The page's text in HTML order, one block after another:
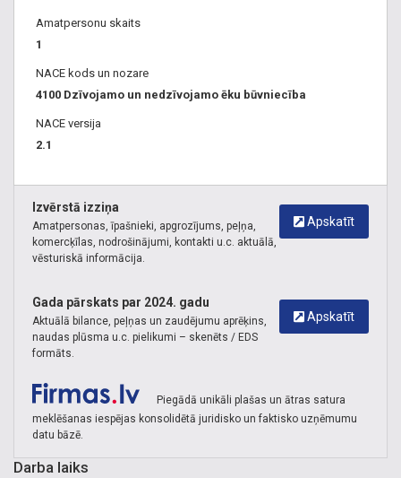
Amatpersonu skaits
1
NACE kods un nozare
4100 Dzīvojamo un nedzīvojamo ēku būvniecība
NACE versija
2.1
Apskatīt
Izvērstā izziņa
Amatpersonas, īpašnieki, apgrozījums, peļņa,
komercķīlas, nodrošinājumi, kontakti u.c. aktuālā,
vēsturiskā informācija.
Apskatīt
Gada pārskats par 2024. gadu
Aktuālā bilance, peļņas un zaudējumu aprēķins,
naudas plūsma u.c. pielikumi – skenēts / EDS
formāts.
Piegādā unikāli plašas un ātras satura
meklēšanas iespējas konsolidētā juridisko un faktisko uzņēmumu
datu bāzē.
Darba laiks